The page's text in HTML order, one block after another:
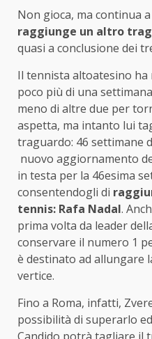
Non gioca, ma continua
raggiunge un altro
quasi a conclusione dei
Il tennista altoatesino ha
poco più di una
meno di altre due per
aspetta, ma intanto lui
traguardo: 46 settimane
nuovo aggiornamento
in testa per la 46esima
consentendogli di
tennis: Rafa Nadal.
prima volta da leader
conservare il numero 1
è destinato ad allungare
vertice.
Fino a Roma, infatti,
possibilità di superarlo